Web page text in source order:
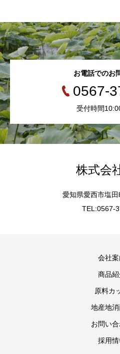
お電話でのお
0567-
受付時間
株式会
愛知県愛西市塩
TEL:0567-
会社案
商品
原料カ
地産地
お問い
採用情